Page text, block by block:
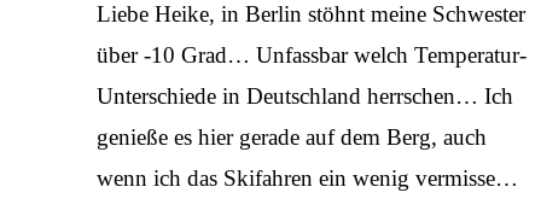
Liebe Heike, in Berlin stöhnt meine Schwester
über -10 Grad… Unfassbar welch Temperatur-
Unterschiede in Deutschland herrschen… Ich
genieße es hier gerade auf dem Berg, auch
wenn ich das Skifahren ein wenig vermisse…